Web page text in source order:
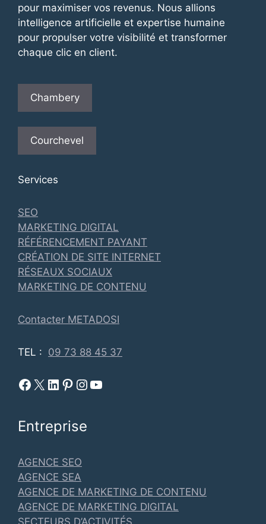
pour maximiser vos revenus. Nous allions
intelligence artificielle et expertise humaine
pour propulser votre visibilité et transformer
chaque clic en client.
Chambery
Courchevel
Services
SEO
MARKETING DIGITAL
RÉFÉRENCEMENT PAYANT
CRÉATION DE SITE INTERNET
RÉSEAUX SOCIAUX
MARKETING DE CONTENU
Contacter METADOSI
TEL : 09 73 88 45 37
Facebook Metadosi
Metadosi est sur X Metadosi sur Linkedin
Metadosi sur Pinterest
Metadosi sur Instagram
Metadosi sur Youtube
Entreprise
AGENCE SEO
AGENCE SEA
AGENCE DE MARKETING DE CONTENU
AGENCE DE MARKETING DIGITAL